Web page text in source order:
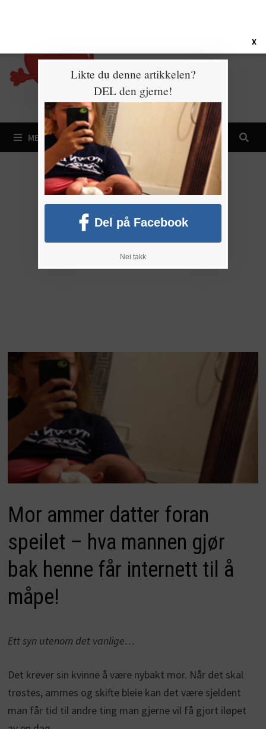
MENY
Mor ammer datter foran
speilet – hva mannen gjør
bak henne får internett til å
måpe!
Ett syn utenom det vanlige…
Det krever sin kvinne å være nybakt mor. Når det skal
trøstes, ammes og skifte bleie kan det være sjeldent
man får tid til andre ting man gjerne vil få gjort iløpet
X
Likte du denne artikkelen?
DEL den gjerne!
Del på Facebook
Nei takk